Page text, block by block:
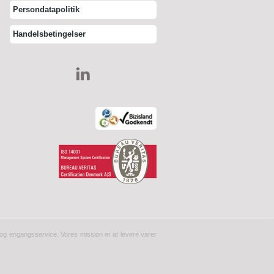
Persondatapolitik
Handelsbetingelser
engangsservice. Vores mission er at levere varer